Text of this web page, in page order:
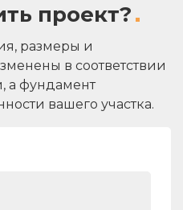
проект?
размеры и
в соответствии
а фундамент
вашего участка.